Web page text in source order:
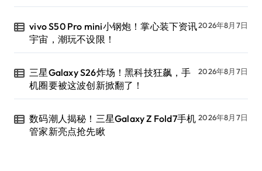
vivo S50 Pro mini小钢炮！掌心装下资讯
宇宙，潮玩不设限！
2026年8月7日
三星Galaxy S26炸场！黑科技狂飙，手
机圈要被这波创新掀翻了！
2026年8月7日
数码潮人揭秘！三星Galaxy Z Fold7手机
管家新亮点抢先瞅
2026年8月7日